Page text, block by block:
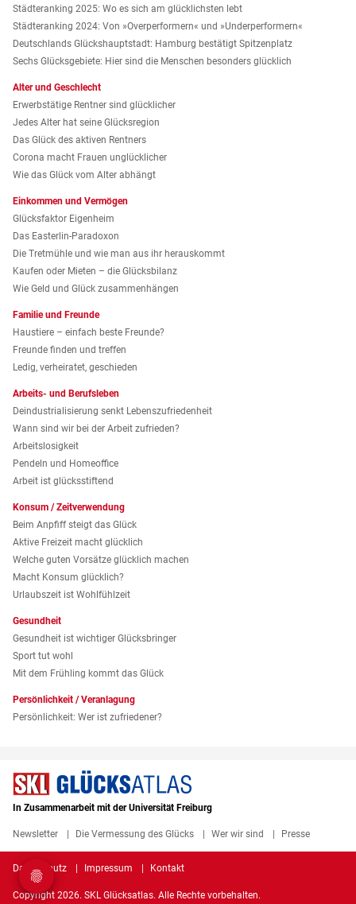
Städteranking 2025: Wo es sich am glücklichsten lebt
Städteranking 2024: Von »Over­performern« und »Under­performern«
Deutschlands Glückshauptstadt: Hamburg bestätigt Spitzenplatz
Sechs Glücksgebiete: Hier sind die Menschen besonders glücklich
Alter und Geschlecht
Erwerbstätige Rentner sind glücklicher
Jedes Alter hat seine Glücksregion
Das Glück des aktiven Rentners
Corona macht Frauen unglücklicher
Wie das Glück vom Alter abhängt
Einkommen und Vermögen
Glücksfaktor Eigenheim
Das Easterlin-Paradoxon
Die Tretmühle und wie man aus ihr herauskommt
Kaufen oder Mieten – die Glücksbilanz
Wie Geld und Glück zusammenhängen
Familie und Freunde
Haustiere – einfach beste Freunde?
Freunde finden und treffen
Ledig, verheiratet, geschieden
Arbeits- und Berufsleben
Deindustrialisierung senkt Lebenszufriedenheit
Wann sind wir bei der Arbeit zufrieden?
Arbeitslosigkeit
Pendeln und Homeoffice
Arbeit ist glücksstiftend
Konsum / Zeitverwendung
Beim Anpfiff steigt das Glück
Aktive Freizeit macht glücklich
Welche guten Vorsätze glücklich machen
Macht Konsum glücklich?
Urlaubszeit ist Wohlfühlzeit
Gesundheit
Gesundheit ist wichtiger Glücksbringer
Sport tut wohl
Mit dem Frühling kommt das Glück
Persönlichkeit / Veranlagung
Persönlichkeit: Wer ist zufriedener?
In Zusammenarbeit mit der Universität Freiburg
Newsletter Die Vermessung des Glücks Wer wir sind Presse
Datenschutz Impressum Kontakt
Copyright 2026. SKL Glücksatlas. Alle Rechte vorbehalten.